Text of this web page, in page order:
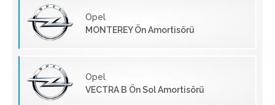
Opel
MONTEREY Ön Amortisörü
Opel
VECTRA B Ön Sol Amortisörü